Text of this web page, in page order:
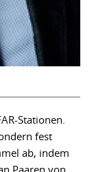
Stationen.
fest
ab, indem